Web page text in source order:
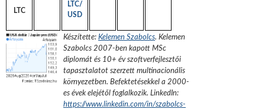
LTC
LTC/
USD
Készítette: Kelemen Szabolcs. Kelemen
Szabolcs 2007-ben kapott MSc
diplomát és 10+ év szoftverfejlesztői
tapasztalatot szerzett multinacionális
környezetben. Befektetésekkel a 2000-
es évek elejétől foglalkozik. LinkedIn:
https://www.linkedin.com/in/szabolcs-